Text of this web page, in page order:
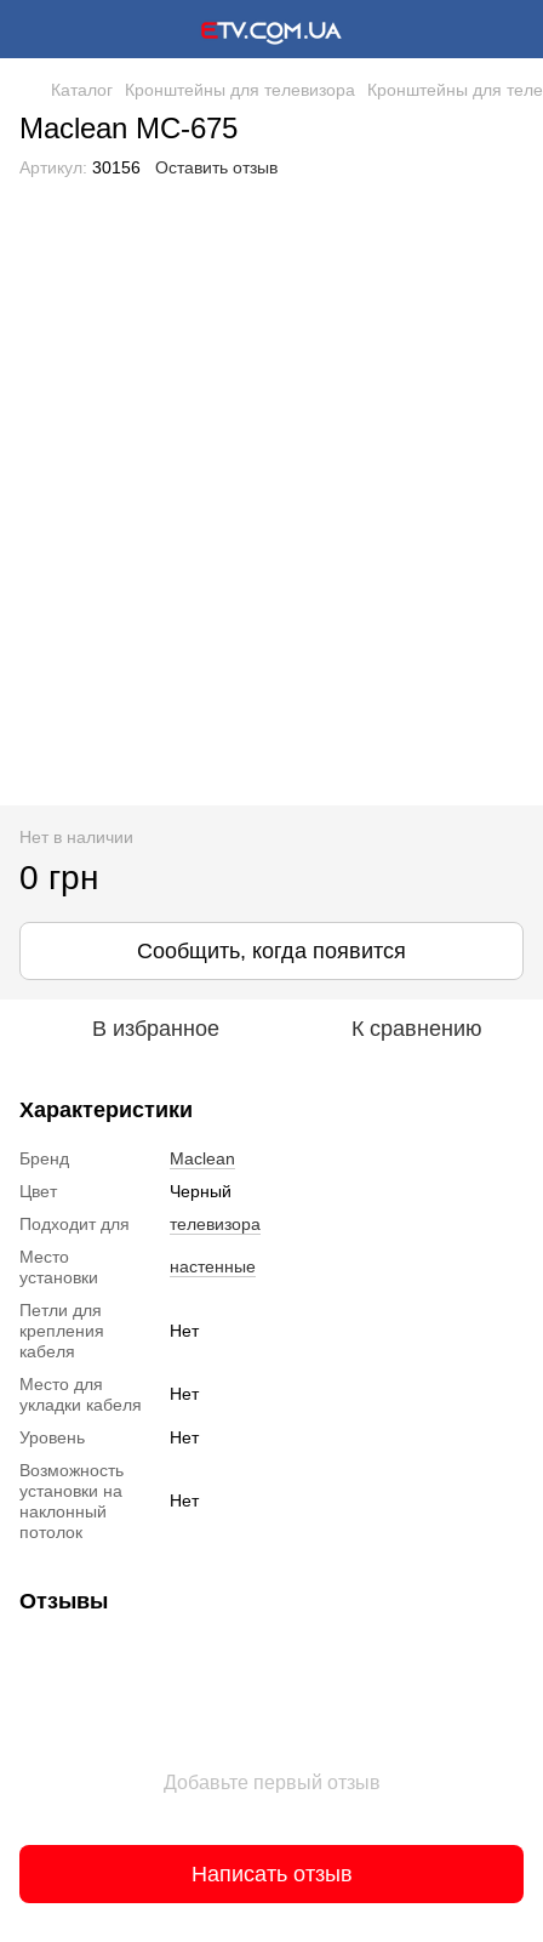
Каталог Кронштейны для телевизора Кронштейны для
Maclean MC-675
Артикул: 30156 Оставить отзыв
Нет в наличии
0 грн
Сообщить, когда появится
В избранное К сравнению
Характеристики
Бренд
Maclean
Цвет
Черный
Подходит для
телевизора
Место
установки
настенные
Петли для
крепления
кабеля
Нет
Место для
укладки кабеля
Нет
Уровень
Нет
Возможность
установки на
наклонный
потолок
Нет
Отзывы
Добавьте первый отзыв
Написать отзыв